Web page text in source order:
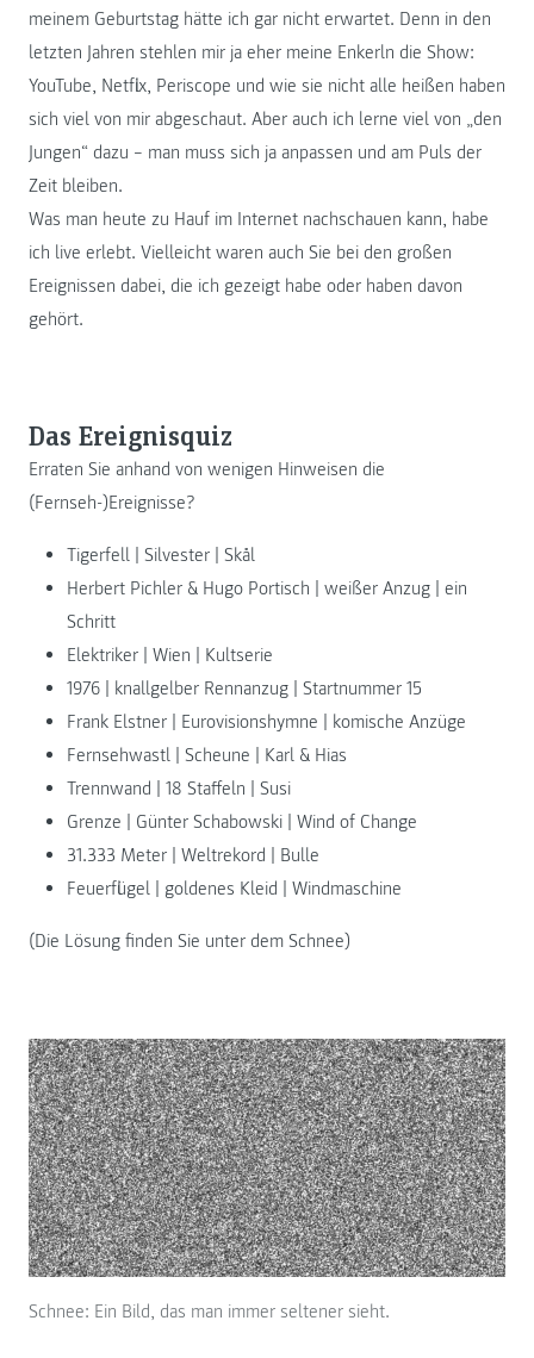
meinem Geburtstag hätte ich gar nicht erwartet. Denn in den
letzten Jahren stehlen mir ja eher meine Enkerln die Show:
YouTube, Netflix, Periscope und wie sie nicht alle heißen haben
sich viel von mir abgeschaut. Aber auch ich lerne viel von „den
Jungen“ dazu – man muss sich ja anpassen und am Puls der
Zeit bleiben.
Was man heute zu Hauf im Internet nachschauen kann, habe
ich live erlebt. Vielleicht waren auch Sie bei den großen
Ereignissen dabei, die ich gezeigt habe oder haben davon
gehört.
Das Ereignisquiz
Erraten Sie anhand von wenigen Hinweisen die
(Fernseh-)Ereignisse?
Tigerfell | Silvester | Skål
Herbert Pichler & Hugo Portisch | weißer Anzug | ein
Schritt
Elektriker | Wien | Kultserie
1976 | knallgelber Rennanzug | Startnummer 15
Frank Elstner | Eurovisionshymne | komische Anzüge
Fernsehwastl | Scheune | Karl & Hias
Trennwand | 18 Staffeln | Susi
Grenze | Günter Schabowski | Wind of Change
31.333 Meter | Weltrekord | Bulle
Feuerflügel | goldenes Kleid | Windmaschine
(Die Lösung finden Sie unter dem Schnee)
Schnee: Ein Bild, das man immer seltener sieht.